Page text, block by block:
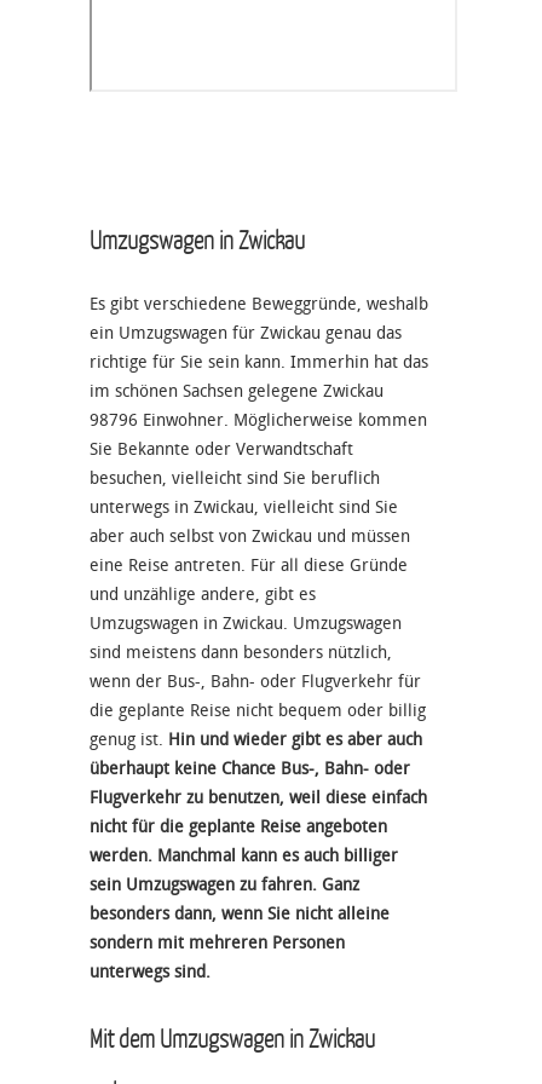
Umzugswagen in Zwickau
Es gibt verschiedene Beweggründe, weshalb
ein Umzugswagen für Zwickau genau das
richtige für Sie sein kann. Immerhin hat das
im schönen Sachsen gelegene Zwickau
98796 Einwohner. Möglicherweise kommen
Sie Bekannte oder Verwandtschaft
besuchen, vielleicht sind Sie beruflich
unterwegs in Zwickau, vielleicht sind Sie
aber auch selbst von Zwickau und müssen
eine Reise antreten. Für all diese Gründe
und unzählige andere, gibt es
Umzugswagen in Zwickau. Umzugswagen
sind meistens dann besonders nützlich,
wenn der Bus-, Bahn- oder Flugverkehr für
die geplante Reise nicht bequem oder billig
genug ist. Hin und wieder gibt es aber auch
überhaupt keine Chance Bus-, Bahn- oder
Flugverkehr zu benutzen, weil diese einfach
nicht für die geplante Reise angeboten
werden. Manchmal kann es auch billiger
sein Umzugswagen zu fahren. Ganz
besonders dann, wenn Sie nicht alleine
sondern mit mehreren Personen
unterwegs sind.
Mit dem Umzugswagen in Zwickau